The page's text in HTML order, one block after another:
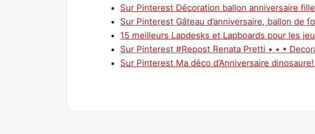
Sur Pinterest Décoration ballon anniversaire
Sur Pinterest Gâteau d’anniversaire, ballon de
15 meilleurs Lapdesks et Lapboards pour les
Sur Pinterest #Repost Renata Pretti • • •
Sur Pinterest Ma déco d’Anniversaire